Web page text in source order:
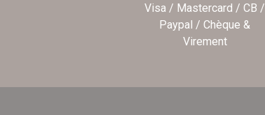
Visa / Mastercard / CB /
Paypal / Chèque &
Virement